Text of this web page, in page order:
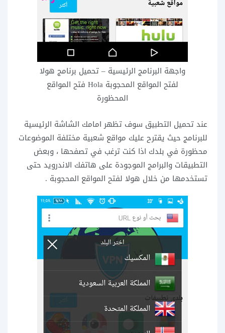
واجهة البرنامج الرئيسية – تحميل برنامج هولا
لفتح المواقع المحجوبة Hola فتح المواقع
المحظورة
عند تحميل التطبيق سوف تظهر امامك الشاشة الرئيسية
للبرنامج حيث يقترح عليك مواقع شعبية مختلفة الموضوعات
محظورة في بلدك اذا كنت ترغب في تصفحها ، وبعض
التطبيقات والبرامج الموجودة على هاتفك الاندرويد حتى
تستخدمها من خلال هولا لفتح المواقع المحجوبة .